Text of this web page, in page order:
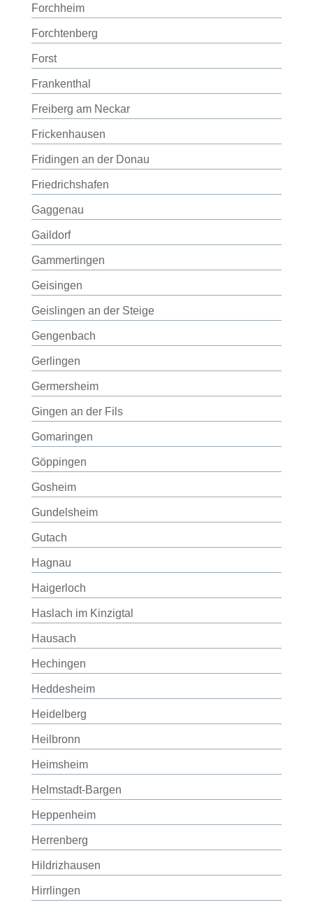
Forchheim
Forchtenberg
Forst
Frankenthal
Freiberg am Neckar
Frickenhausen
Fridingen an der Donau
Friedrichshafen
Gaggenau
Gaildorf
Gammertingen
Geisingen
Geislingen an der Steige
Gengenbach
Gerlingen
Germersheim
Gingen an der Fils
Gomaringen
Göppingen
Gosheim
Gundelsheim
Gutach
Hagnau
Haigerloch
Haslach im Kinzigtal
Hausach
Hechingen
Heddesheim
Heidelberg
Heilbronn
Heimsheim
Helmstadt-Bargen
Heppenheim
Herrenberg
Hildrizhausen
Hirrlingen